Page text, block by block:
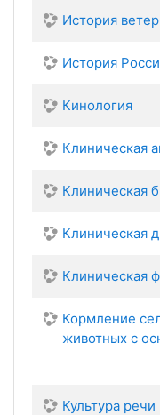
История
История
Кинология
Клиническая
Клиническая
Клиническая
Клиническая
Кормление
животных с
Культура